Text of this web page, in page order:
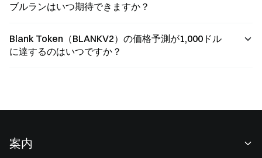
ブルランはいつ期待できますか？
Blank Token（BLANKV2）の価格予測が1,000ドル
に達するのはいつですか？
案内